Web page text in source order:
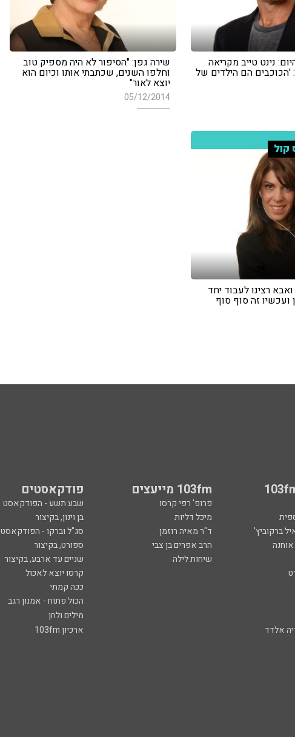
נינט טייב מקריאה
הם הילדים של
שירה גפן: "הסיפור לא היה מספיק טוב
וחלפו השנים, שכתבתי אותו וכיום הוא
יוצא לאור"
05/12/2014
קול
רצינו לעבוד יחד
ועכשיו זה סוף סוף
103fm מייעצים פודקאסטים
פרופ' רפי קרסו שבע תשע - הפודקאסט
מיכל דליות בן וינון, בקיצור
ברקוביץ'
ד"ר מאיה רוזמן סג"ל וברקו - הפודקאסט
הרב אפרים בן צבי ספורט, בקיצור
שיחות לילה שניים עד ארבע, בקיצור
קרסו יוצא לאכול
ככה קמתי
הכול פתוח - אמנון רגב
מילים ולחן
אלדד
ארכיון 103fm